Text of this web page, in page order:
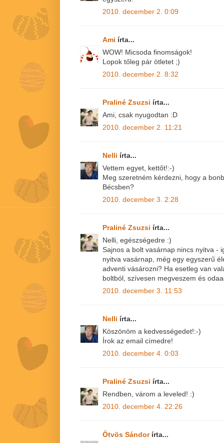
2010. december 2. 0:09
Ami írta...
WOW! Micsoda finomságok!
Lopok tőleg pár ötletet ;)
2010. december 2. 8:32
Praliné Zsuzsi írta...
Ami, csak nyugodtan :D
2010. december 2. 11:21
Nelli írta...
Vettem egyet, kettőt!:-)
Meg szeretném kérdezni, hogy a
Bécsben?
2010. december 3. 2:28
Praliné Zsuzsi írta...
Nelli, egészségedre :)
Sajnos a bolt vasárnap nincs nyitva -
nyitva vasárnap, még egy egyszerű
adventi vásározni? Ha esetleg van
boltból, szívesen megveszem és
2010. december 3. 11:53
Nelli írta...
Köszönöm a kedvességedet!:-)
Írok az email címedre!
2010. december 4. 0:03
Praliné Zsuzsi írta...
Rendben, várom a leveled! :)
2010. december 4. 22:26
Ötvös Sándor írta...